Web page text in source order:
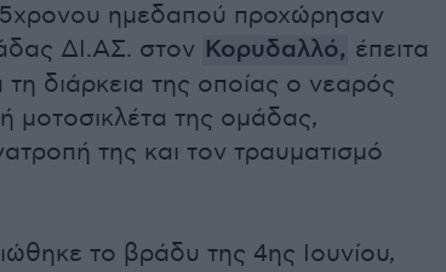
ημεδαπού προχώρησαν
ΔΙ.ΑΣ. στον Κορυδαλλό, έπειτα
διάρκεια της οποίας ο νεαρός
μοτοσικλέτα της ομάδας,
της και τον τραυματισμό
το βράδυ της 4ης Ιουνίου,